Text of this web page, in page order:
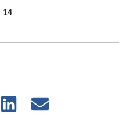
14
Share
Share